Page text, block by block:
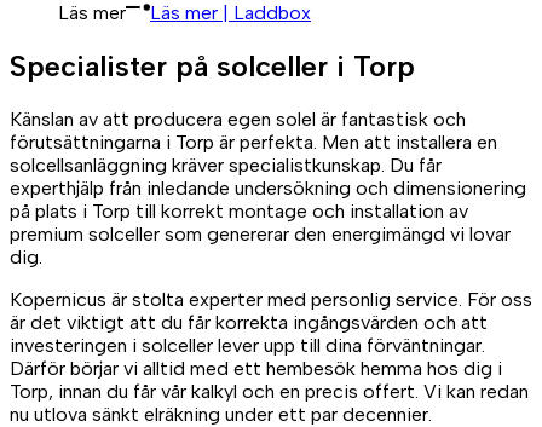
Läs mer Läs mer | Laddbox
Specialister på solceller i Torp
Känslan av att producera egen solel är fantastisk och
förutsättningarna i Torp är perfekta. Men att installera en
solcellsanläggning kräver specialistkunskap. Du får
experthjälp från inledande undersökning och dimensionering
på plats i Torp till korrekt montage och installation av
premium solceller som genererar den energimängd vi lovar
dig.
Kopernicus är stolta experter med personlig service. För oss
är det viktigt att du får korrekta ingångsvärden och att
investeringen i solceller lever upp till dina förväntningar.
Därför börjar vi alltid med ett hembesök hemma hos dig i
Torp, innan du får vår kalkyl och en precis offert. Vi kan redan
nu utlova sänkt elräkning under ett par decennier.